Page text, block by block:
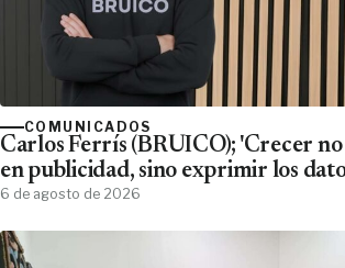
COMUNICADOS
Carlos Ferrís (BRUICO); 'Crecer no
en publicidad, sino exprimir los
6 de agosto de 2026